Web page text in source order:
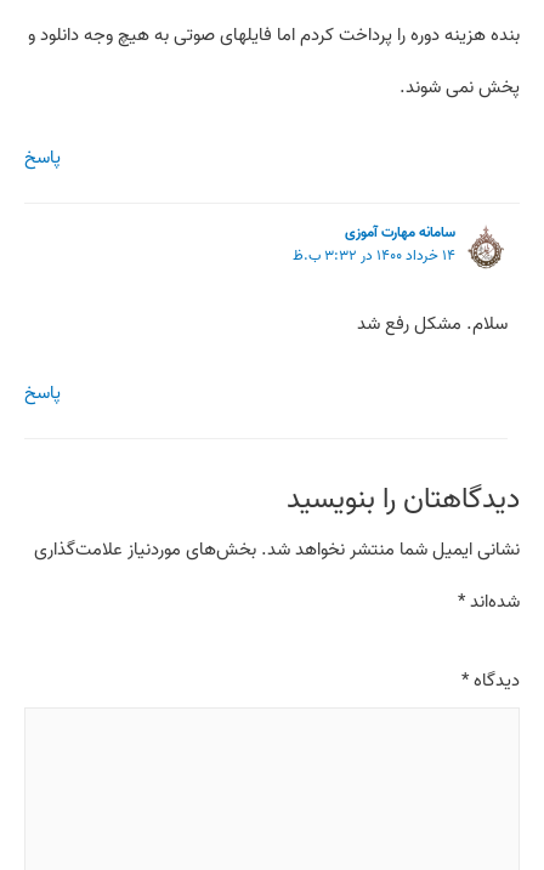
بنده هزینه دوره را پرداخت کردم اما فایلهای صوتی به هیچ وجه دانلود و
پخش نمی شوند.
پاسخ
سامانه مهارت آموزی
۱۴ خرداد ۱۴۰۰ در ۳:۳۲ ب.ظ
سلام. مشکل رفع شد
پاسخ
دیدگاهتان را بنویسید
نشانی ایمیل شما منتشر نخواهد شد. بخش‌های موردنیاز علامت‌گذاری
شده‌اند*
دیدگاه*